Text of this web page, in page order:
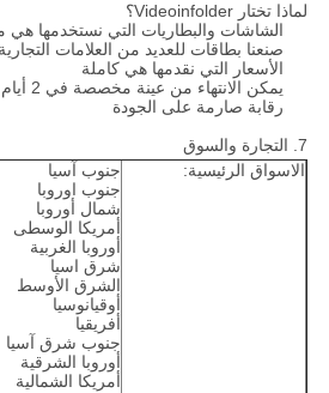
لماذا تختار Videoinfolder؟
الشاشات والبطاريات التي نستخدمها
صنعنا بطاقات للعديد من العلامات التجارية
الأسعار التي نقدمها هي كاملة
يمكن الانتهاء من عينة مخصصة في 2 أيام
رقابة صارمة على الجودة
7. التجارة والسوق
الاسواق الرئيسية:
جنوب آسيا
جنوب اوروبا
شمال أوروبا
أمريكا الوسطى
أوروبا الغربية
شرق اسيا
الشرق الأوسط
أوقيانوسيا
أفريقيا
جنوب شرق آسيا
أوروبا الشرقية
أمريكا الشمالية